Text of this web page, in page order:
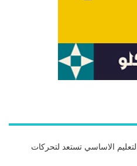
الاساسي تستعد لتحركات